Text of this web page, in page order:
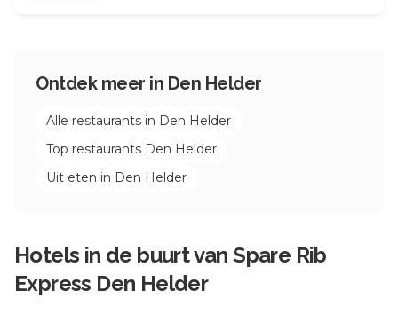
Ontdek meer in Den Helder
Alle restaurants in Den Helder
Top restaurants Den Helder
Uit eten in Den Helder
Hotels in de buurt vanSpare Rib
Express Den Helder